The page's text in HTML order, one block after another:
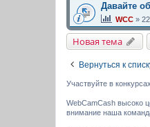
Давайте
WCC »
Новая тема
Вернуться к
Участвуйте в
WebCamCash высоко
внимание наша